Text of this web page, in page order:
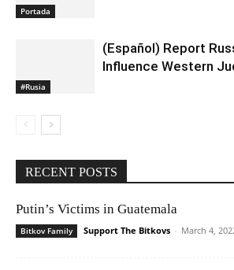
Portada
#Rusia
(Español) Report
Influence Western
RECENT POSTS
Putin’s Victims in Guatemala
Bitkov Family Support The Bitkovs - March 4,